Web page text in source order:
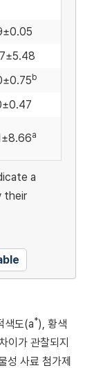
b
a
a
their
색도(a*), 황색
이가 관찰되지
성 사료 첨가제